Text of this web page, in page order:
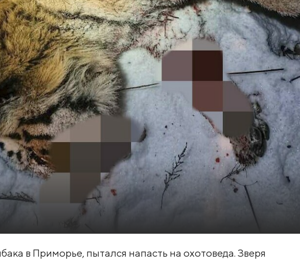
в Приморье, пытался напасть на охотоведа. Зверя